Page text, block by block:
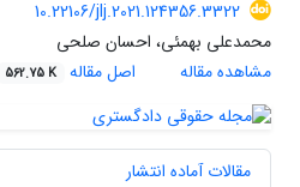
10.22106/jlj.2021.124356.3322
محمدعلی بهمئی، احسان صلحی
مشاهده مقاله
اصل مقاله 562.75 K
مقالات آماده انتشار